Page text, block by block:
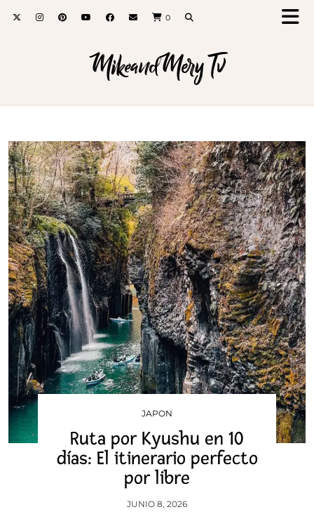
0
MikeandMery Tv
JAPON
Ruta por Kyushu en 10
días: El itinerario perfecto
por libre
JUNIO 8, 2026